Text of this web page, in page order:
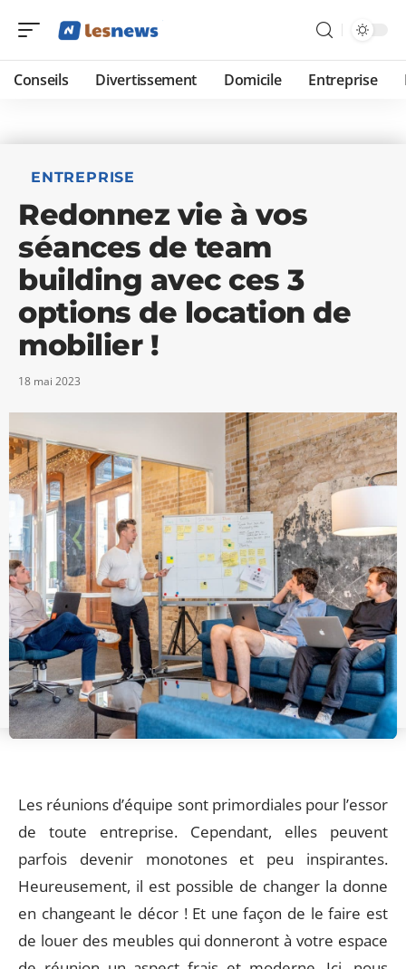
Conseils Divertissement Domicile Entreprise
ENTREPRISE
Redonnez vie à vos
séances de team
building avec ces 3
options de location de
mobilier !
18 mai 2023
Les réunions d’équipe sont primordiales pour l’essor
de toute entreprise. Cependant, elles peuvent
parfois devenir monotones et peu inspirantes.
Heureusement, il est possible de changer la donne
en changeant le décor ! Et une façon de le faire est
de louer des meubles qui donneront à votre espace